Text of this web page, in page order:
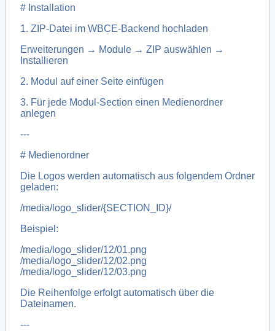
# Installation
1. ZIP-Datei im WBCE-Backend hochladen
Erweiterungen → Module → ZIP auswählen →
Installieren
2. Modul auf einer Seite einfügen
3. Für jede Modul-Section einen Medienordner
anlegen
---
# Medienordner
Die Logos werden automatisch aus folgendem Ordner
geladen:
/media/logo_slider/{SECTION_ID}/
Beispiel:
/media/logo_slider/12/01.png
/media/logo_slider/12/02.png
/media/logo_slider/12/03.png
Die Reihenfolge erfolgt automatisch über die
Dateinamen.
---